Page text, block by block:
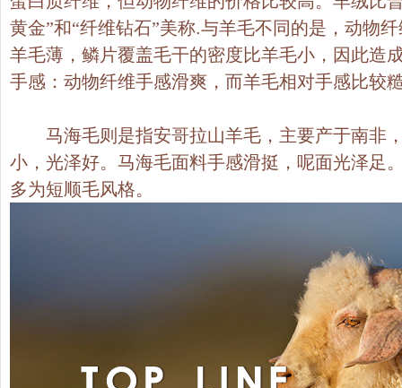
黄金”和“纤维钻石”美称.与羊毛不同的是，动物
羊毛薄，鳞片覆盖毛干的密度比羊毛小，因此造
手感：动物纤维手感滑爽，而羊毛相对手感比较
马海毛则是指安哥拉山羊毛，主要产于南非
小，光泽好。马海毛面料手感滑挺，呢面光泽足
多为短顺毛风格。